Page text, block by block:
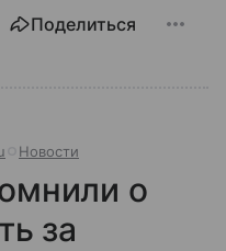
Поделиться
Новости
о
за